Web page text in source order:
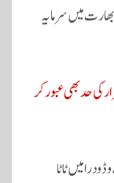
میں سرمایہ
میں ایک اور تاریخی دن، انڈیکس 91 ہزار کی حد بھی عبور کر
میں ٹاٹا